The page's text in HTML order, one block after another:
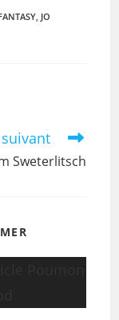
, JO
Sweterlitsch